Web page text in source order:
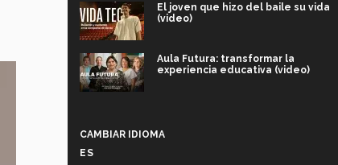
El joven que hizo del baile su vida
(video)
Aula Futura: transformar la
experiencia educativa (video)
CAMBIAR IDIOMA
ES